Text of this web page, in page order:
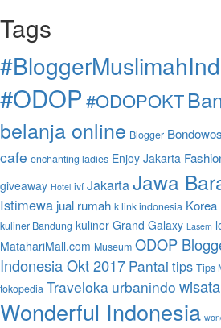
Tags
#ODOP#ODOPOKT
belanja online Blogger
cafe enchanting ladies Enjoy Jakarta
giveaway Hotel ivf JakartaJawa
Istimewa jual rumah k link indonesia Korea
kuliner Bandung kuliner Grand Galaxy Lasem
MatahariMall.com Museum ODOP
Indonesia Okt 2017 Pantai tips Tips
tokopedia Traveloka urbanindo
Wonderful Indonesia